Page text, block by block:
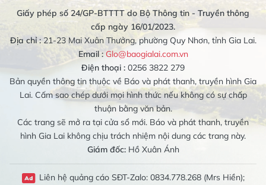
Giấy phép số 24/GP-BTTTT do Bộ Thông tin - Truyền thông
cấp ngày 16/01/2023.
Địa chỉ :21-23 Mai Xuân Thưởng, phường Quy Nhơn, tỉnh Gia Lai.
Email : Glo@baogialai.com.vn
Điện thoại : 0256 3822 279
Bản quyền thông tin thuộc về Báo và phát thanh, truyền hình Gia
Lai. Cấm sao chép dưới mọi hình thức nếu không có sự chấp
thuận bằng văn bản.
Các trang sẽ mở ra tại cửa sổ mới. Báo và phát thanh, truyền
hình Gia Lai không chịu trách nhiệm nội dung các trang này.
Giám đốc:Hồ Xuân Ánh
Liên hệ quảng cáo SĐT-Zalo: 0834.778.268 (Mrs Hiền);